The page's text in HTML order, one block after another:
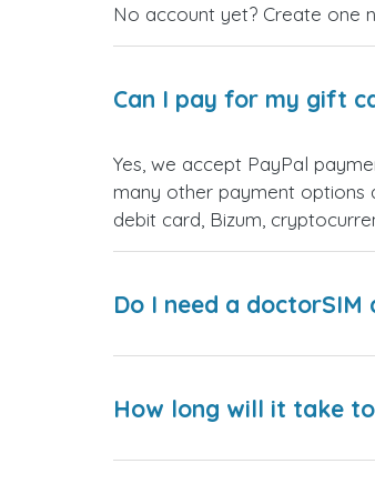
No account yet? Create one
Can I pay for my gift
Yes, we accept PayPal
many other payment options
debit card, Bizum,
Do I need a
How long will it take